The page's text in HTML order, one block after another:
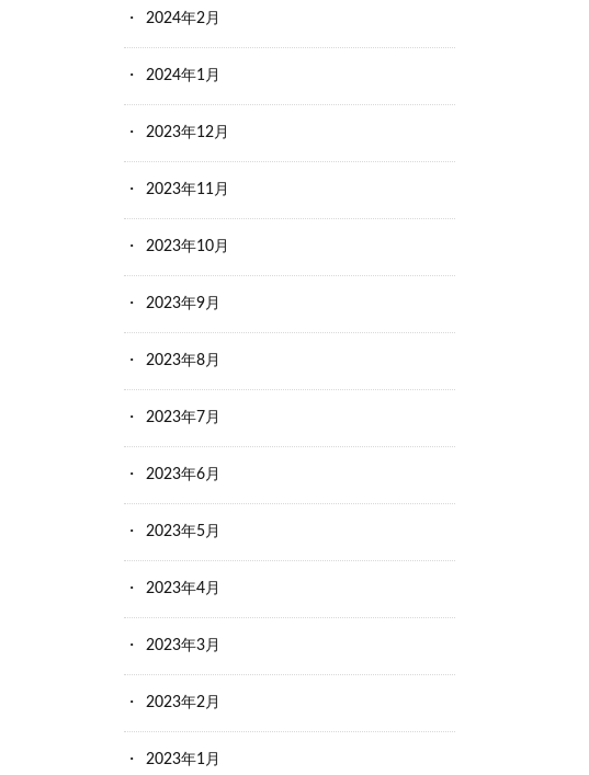
2024年2月
2024年1月
2023年12月
2023年11月
2023年10月
2023年9月
2023年8月
2023年7月
2023年6月
2023年5月
2023年4月
2023年3月
2023年2月
2023年1月